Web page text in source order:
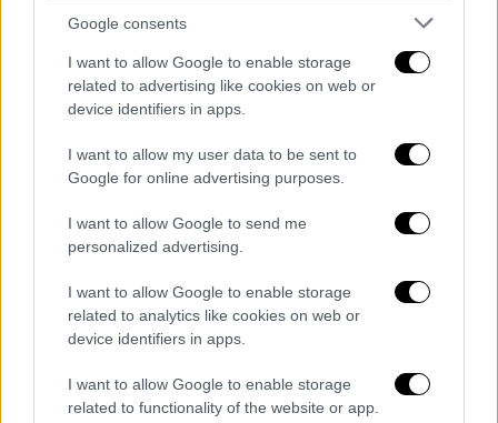
Google consents
I want to allow Google to enable storage
related to advertising like cookies on web or
device identifiers in apps.
I want to allow my user data to be sent to
Google for online advertising purposes.
I want to allow Google to send me
personalized advertising.
I want to allow Google to enable storage
related to analytics like cookies on web or
device identifiers in apps.
I want to allow Google to enable storage
related to functionality of the website or app.
video
Το «And Just Like That» θα ξεκινήσει να
προβάλλεται στις 22 Ιουνίου
ΟΛΕΣ ΟΙ ΕΙΔΗΣΕΙΣ